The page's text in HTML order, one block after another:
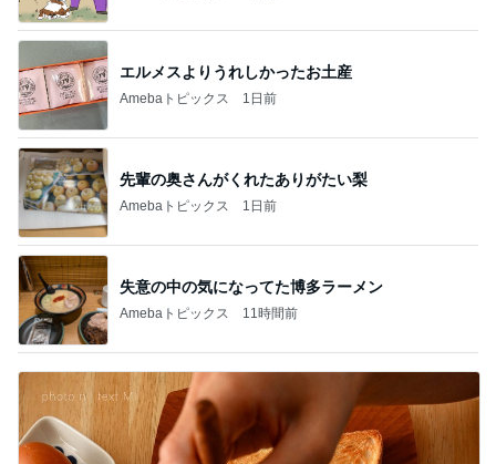
エルメスよりうれしかったお土産
Amebaトピックス 1日前
先輩の奥さんがくれたありがたい梨
Amebaトピックス 1日前
失意の中の気になってた博多ラーメン
Amebaトピックス 11時間前